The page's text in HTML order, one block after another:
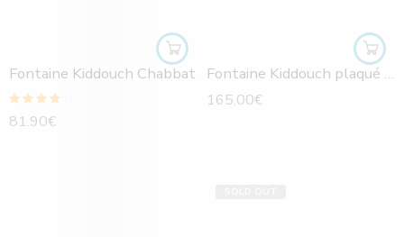
Fontaine Kiddouch Chabbat
Note4.00
sur 5
81.90€
Fontaine Kiddouch plaqué argent + 6 verres sur plateau
165.00€